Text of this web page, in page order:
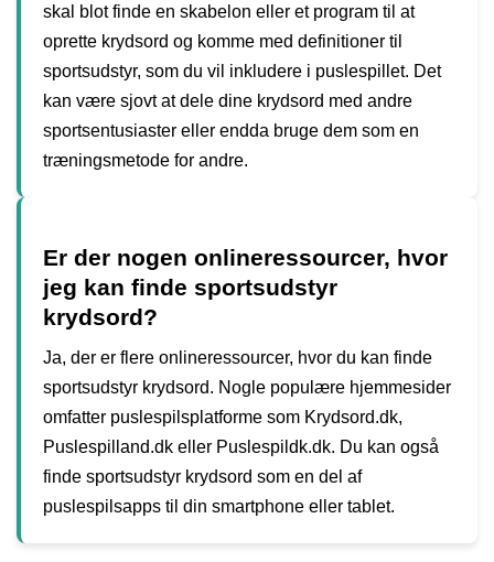
skal blot finde en skabelon eller et program til at
oprette krydsord og komme med definitioner til
sportsudstyr, som du vil inkludere i puslespillet. Det
kan være sjovt at dele dine krydsord med andre
sportsentusiaster eller endda bruge dem som en
træningsmetode for andre.
Er der nogen onlineressourcer, hvor
jeg kan finde sportsudstyr
krydsord?
Ja, der er flere onlineressourcer, hvor du kan finde
sportsudstyr krydsord. Nogle populære hjemmesider
omfatter puslespilsplatforme som Krydsord.dk,
Puslespilland.dk eller Puslespildk.dk. Du kan også
finde sportsudstyr krydsord som en del af
puslespilsapps til din smartphone eller tablet.